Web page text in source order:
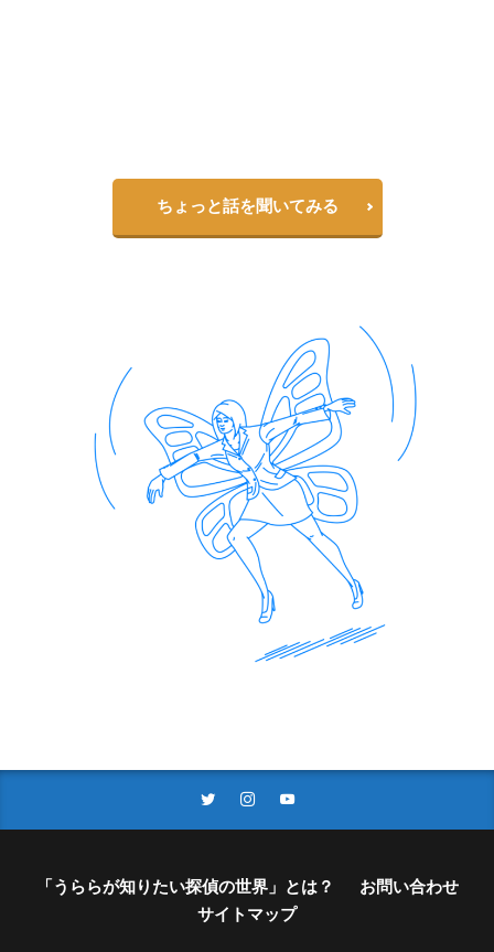
ちょっと話を聞いてみる
「うららが知りたい探偵の世界」とは？
お問い合わせ
サイトマップ